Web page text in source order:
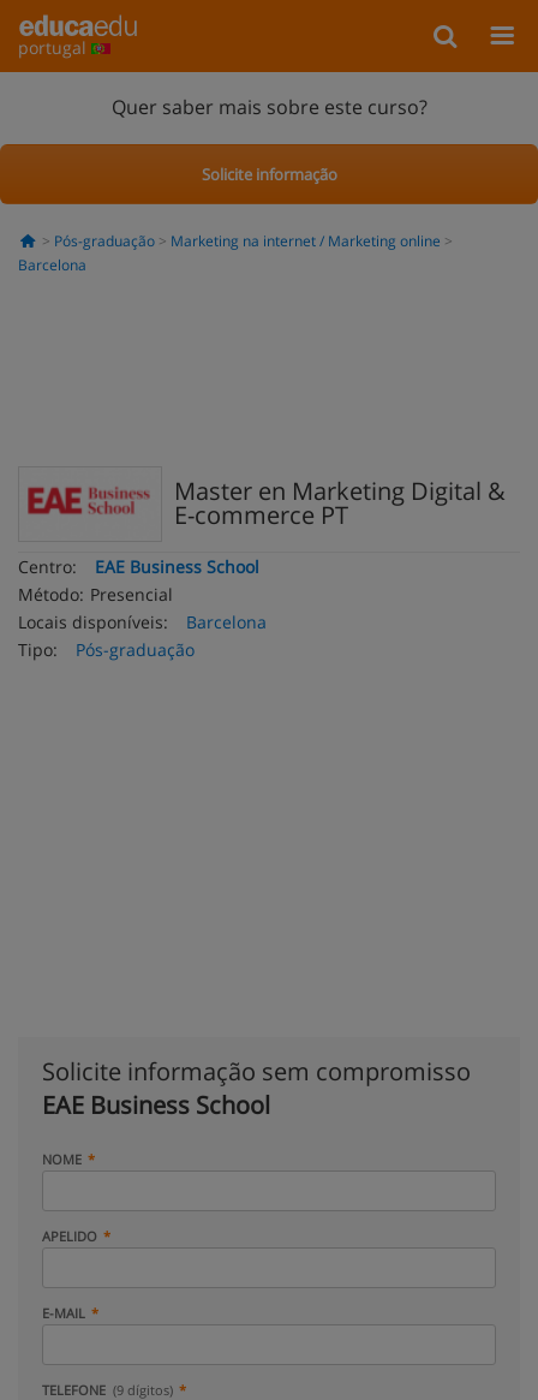
portugal
Quer saber mais sobre este curso?
Solicite informação
Pós-graduação
Marketing na internet / Marketing online
Barcelona
Master en Marketing Digital &
E-commerce PT
Centro:
EAE Business School
Método: Presencial
Locais disponíveis:
Barcelona
Tipo:
Pós-graduação
Solicite informação sem compromisso
EAE Business School
NOME
APELIDO
E-MAIL
TELEFONE (9 dígitos)